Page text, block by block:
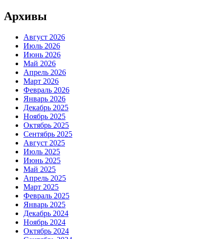
Архивы
Август 2026
Июль 2026
Июнь 2026
Май 2026
Апрель 2026
Март 2026
Февраль 2026
Январь 2026
Декабрь 2025
Ноябрь 2025
Октябрь 2025
Сентябрь 2025
Август 2025
Июль 2025
Июнь 2025
Май 2025
Апрель 2025
Март 2025
Февраль 2025
Январь 2025
Декабрь 2024
Ноябрь 2024
Октябрь 2024